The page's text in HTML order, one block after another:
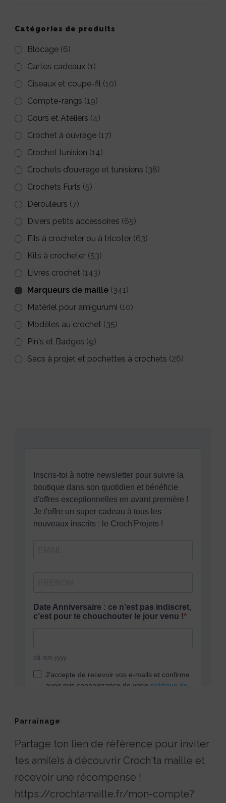
être
choisies
sur
la
page
du
produit
Catégories de produits
Blocage (6)
Cartes cadeaux (1)
Ciseaux et coupe-fil (10)
Compte-rangs (19)
Cours et Ateliers (4)
Crochet à ouvrage (17)
Crochet tunisien (14)
Crochets d’ouvrage et tunisiens (38)
Crochets Furls (5)
Dérouleurs (7)
Divers petits accessoires (65)
Fils à crocheter ou à tricoter (63)
Kits à crocheter (53)
Livres crochet (143)
Marqueurs de maille (341)
Matériel pour amigurumi (10)
Modèles au crochet (35)
Pin's et Badges (9)
Sacs à projet et pochettes à crochets (26)
Parrainage
Partage ton lien de référence pour inviter
tes ami(e)s à découvrir Croch'ta maille et
recevoir une récompense !
https://crochtamaille.fr/mon-compte?